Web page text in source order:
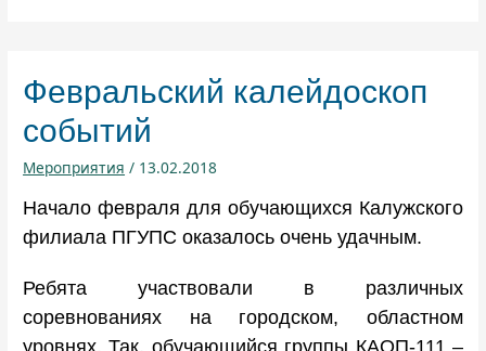
Февральский калейдоскоп
событий
Мероприятия / 13.02.2018
Начало февраля для обучающихся Калужского
филиала ПГУПС оказалось очень удачным.
Ребята участвовали в различных
соревнованиях на городском, областном
уровнях. Так, обучающийся группы КАОП-111 –